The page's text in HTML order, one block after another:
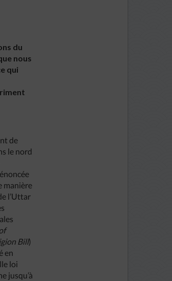
du
nous
qui
de
le nord
manière
l’Uttar
Bill)
en
loi
jusqu’à